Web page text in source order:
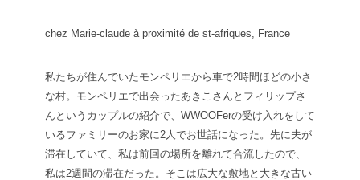
chez Marie-claude à proximité de st-afriques, France
私たちが住んでいたモンペリエから車で2時間ほどの小さ
な村。モンペリエで出会ったあきこさんとフィリップさ
んというカップルの紹介で、WWOOFerの受け入れをして
いるファミリーのお家に2人でお世話になった。先に夫が
滞在していて、私は前回の場所を離れて合流したので、
私は2週間の滞在だった。そこは広大な敷地と大きな古い